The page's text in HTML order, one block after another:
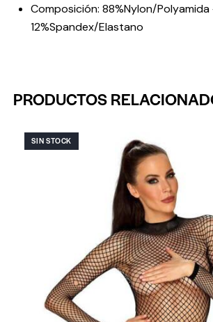
Composición: 88%Nylon/Polyamida
12%Spandex/Elastano
PRODUCTOS
SIN STOCK